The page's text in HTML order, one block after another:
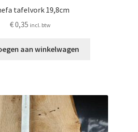
tafelvork 19,8cm
€0,35 incl. btw
aan winkelwagen